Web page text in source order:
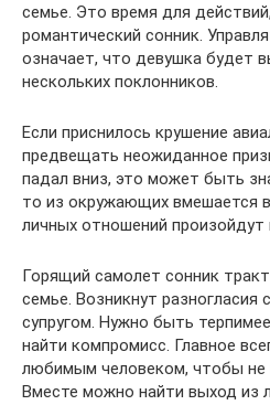
семье. Это время для
романтический сонник.
означает, что девушка будет
нескольких поклонников.
Если приснилось крушение
предвещать неожиданное
падал вниз, это может быть
то из окружающих вмешается
личных отношений произойдут
Горящий самолет сонник
семье. Возникнут
супругом. Нужно быть
найти компромисс. Главное
любимым человеком, чтобы не
Вместе можно найти выход из